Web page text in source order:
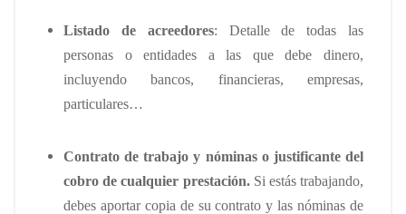
Listado de acreedores: Detalle de todas las
personas o entidades a las que debe dinero,
incluyendo bancos, financieras, empresas,
particulares…
Contrato de trabajo y nóminas o justificante del
cobro de cualquier prestación.Si estás trabajando,
debes aportar copia de su contrato y las nóminas de